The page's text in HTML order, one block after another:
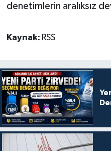
denetimlerin aralıksız
Kaynak: RSS